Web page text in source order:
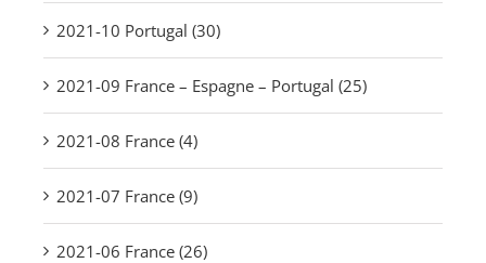
2021-10 Portugal (30)
2021-09 France – Espagne – Portugal (25)
2021-08 France (4)
2021-07 France (9)
2021-06 France (26)